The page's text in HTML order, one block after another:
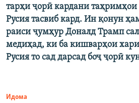
тарҳи ҷорӣ кардани таҳримҳои
Русия тасвиб кард. Ин қонун
раиси ҷумҳур Доналд Трамп
медиҳад, ки ба кишварҳои
Русия то сад дарсад боҷ ҷорӣ
Идома